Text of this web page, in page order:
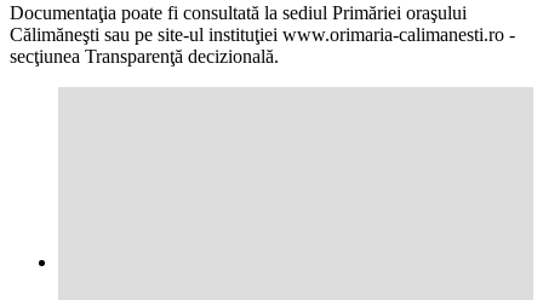
Documentaţia poate fi consultată la sediul Primăriei oraşului
Călimăneşti sau pe site-ul instituţiei www.orimaria-calimanesti.ro -
secţiunea Transparenţă decizională.